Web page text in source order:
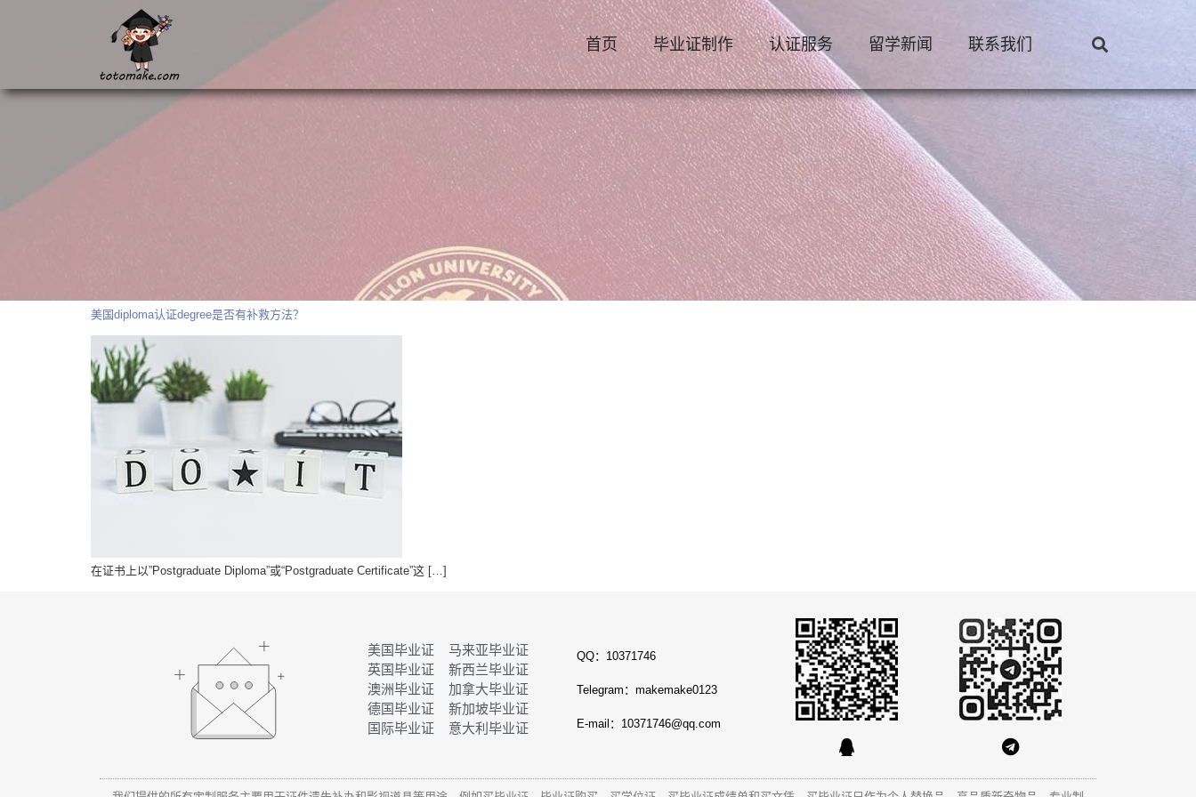
首页 毕业证制作 认证服务 留学新闻 联系我们
美国diploma认证degree是否有补救方法？
在证书上以”Postgraduate Diploma”或“Postgraduate Certificate”这 […]
美国毕业证
马来亚毕业证
英国毕业证
新西兰毕业证
澳洲毕业证
加拿大毕业证
德国毕业证
新加坡毕业证
国际毕业证
意大利毕业证
QQ：10371746
Telegram：makemake0123
E-mail：10371746@qq.com